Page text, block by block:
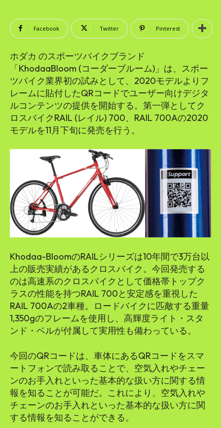
Facebook Twitter Pinterest
ホダカ のスポーツバイクブランド
「KhodaaBloom (コーダーブルーム)」は、スポー
ツバイク業界初の試みとして、2020モデルよりフ
レームに貼付したQRコードでユーザー向けデジタ
ルコンテンツの提供を開始する。第一弾としてク
ロスバイクRAIL (レイル) 700、RAIL 700Aの2020
モデルを11月下旬に発売を行う。
Khodaa-BloomのRAILシリーズは10年間で3万台以
上の販売実績があるクロスバイク。今回発売する
のは高速系のクロスバイクとして価格帯トップク
ラスの性能を持つRAIL 700と安定感を重視した
RAIL 700Aの2車種。ロードバイクに匹敵する重量
1,350gのフレームを使用し、高輝度ライト・スタ
ンド・ベルが付属して実用性も備わっている。
今回のQRコードは、車体にあるQRコードをスマ
ートフォンで読み取ることで、空気入れやチェー
ンのお手入れといった基本的な扱い方に関する情
報を知ることが可能だ。これにより、空気入れや
チェーンのお手入れといった基本的な扱い方に関
する情報を知ることができる。